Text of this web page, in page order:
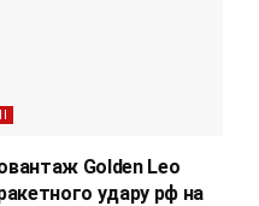
Golden Leo
удару рф на